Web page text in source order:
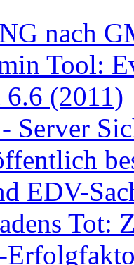
nach
Tool:
6.6 (2011)
Server
EDV-
Tot: